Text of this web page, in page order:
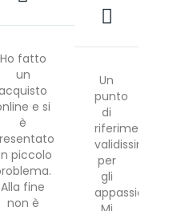
Ho fatto
un
e si
è
piccolo
Alla fine
non è
Un
punto
di
riferimento
validissimo
per
gli
appassionati.